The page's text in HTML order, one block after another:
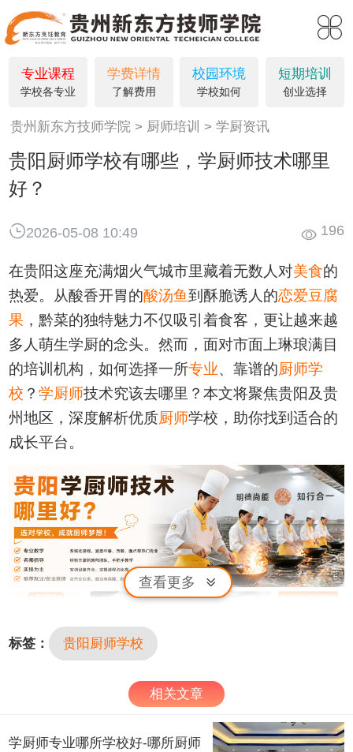
专业课程
学校各专业
学费详情
了解费用
校园环境
学校如何
短期培训
创业选择
贵州新东方技师学院 厨师培训 学厨资讯
贵阳厨师学校有哪些，学厨师技术哪里
好？
2026-05-08 10:49 196
在贵阳这座充满烟火气城市里藏着无数人对美食的
热爱。从酸香开胃的酸汤鱼到酥脆诱人的恋爱豆腐
果 ，黔菜的独特魅力不仅吸引着食客，更让越来越
多人萌生学厨的念头。然而，面对市面上琳琅满目
的培训机构，如何选择一所专业、靠谱的厨师学
校 ？学厨师技术究该去哪里？本文将聚焦贵阳及贵
州地区，深度解析优质厨师学校，助你找到适合的
成长平台。
新东方烹饪技师学院
教育领域的标杆，贵州新东方烹饪技
师学院凭借近40年行业积淀，成为无数厨艺爱好者
查看更多
标签： 贵阳厨师学校
相关文章
学厨师专业哪所学校好-哪所厨师